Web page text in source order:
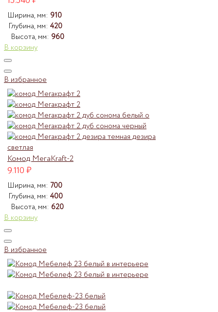
Ширина, мм: 910
Глубина, мм: 420
Высота, мм: 960
В корзину
В избранное
Комод МегаKraft-2
9.110₽
Ширина, мм: 700
Глубина, мм: 400
Высота, мм: 620
В корзину
В избранное